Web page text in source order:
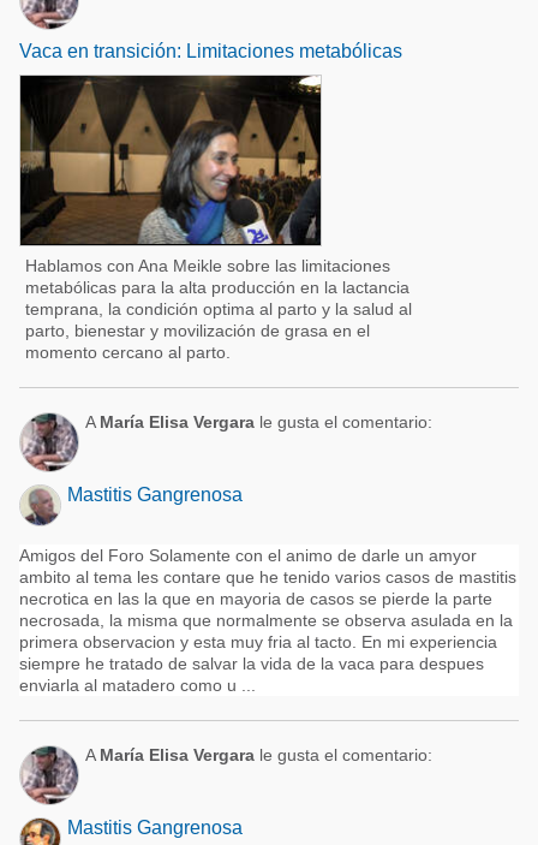
Vaca en transición: Limitaciones metabólicas
Hablamos con Ana Meikle sobre las limitaciones
metabólicas para la alta producción en la lactancia
temprana, la condición optima al parto y la salud al
parto, bienestar y movilización de grasa en el
momento cercano al parto.
A María Elisa Vergara le gusta el comentario:
Mastitis Gangrenosa
Amigos del Foro Solamente con el animo de darle un amyor
ambito al tema les contare que he tenido varios casos de mastitis
necrotica en las la que en mayoria de casos se pierde la parte
necrosada, la misma que normalmente se observa asulada en la
primera observacion y esta muy fria al tacto. En mi experiencia
siempre he tratado de salvar la vida de la vaca para despues
enviarla al matadero como u ...
A María Elisa Vergara le gusta el comentario:
Mastitis Gangrenosa